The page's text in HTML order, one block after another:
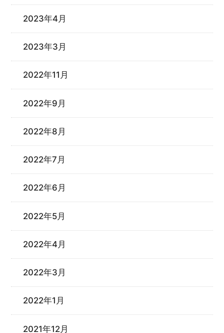
2023年4月
2023年3月
2022年11月
2022年9月
2022年8月
2022年7月
2022年6月
2022年5月
2022年4月
2022年3月
2022年1月
2021年12月